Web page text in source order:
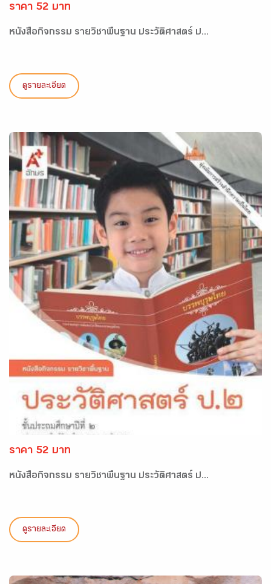
ราคา 52 บาท
หนังสือกิจกรรม รายวิชาพื้นฐาน ประวัติศาสตร์ ป...
ดูรายละเอียด
ราคา 52 บาท
หนังสือกิจกรรม รายวิชาพื้นฐาน ประวัติศาสตร์ ป...
ดูรายละเอียด